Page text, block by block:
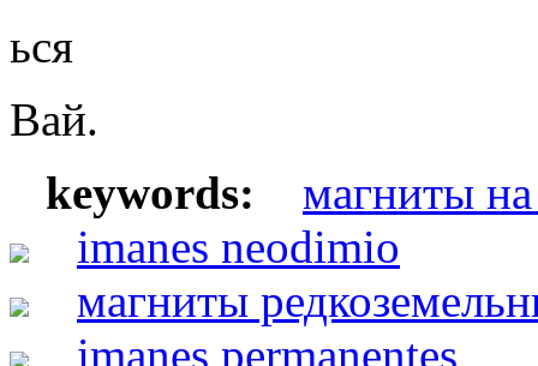
ься
Вай.
keywords:
магниты
imanes neodimio
магниты
imanes permanentes